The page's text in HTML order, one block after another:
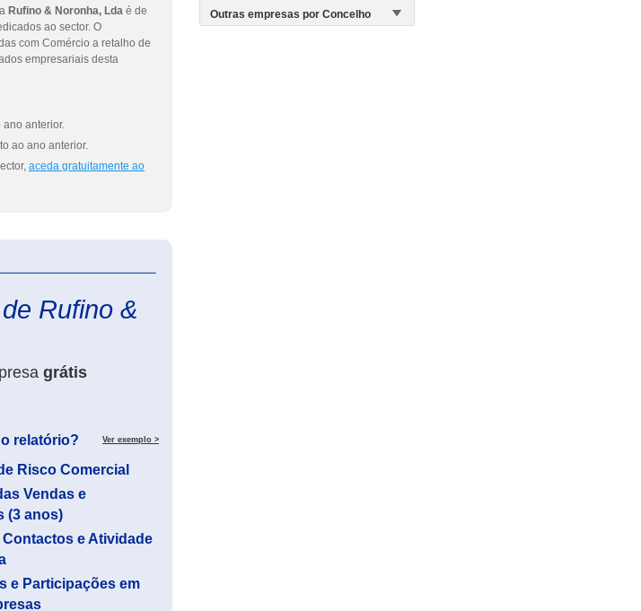
Rufino & Noronha, Lda é de
ao sector. O
com Comércio a retalho de
empresariais desta
ano anterior.
ao ano anterior.
aceda gratuitamente ao
Rufino &
grátis
relatório? Ver exemplo >
Risco Comercial
Vendas e
(3 anos)
Contactos e Atividade
e Participações em